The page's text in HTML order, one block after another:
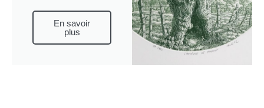
En savoir
plus